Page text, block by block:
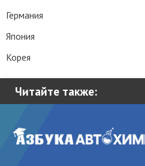
Читайте также:
Германия
Япония
Корея